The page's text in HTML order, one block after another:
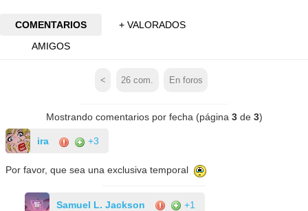
COMENTARIOS
+ VALORADOS
AMIGOS
< 26 com. En foros
Mostrando comentarios por fecha (página 3de 3)
ira +3
Por favor, que sea una exclusiva temporal
Samuel L. Jackson +1